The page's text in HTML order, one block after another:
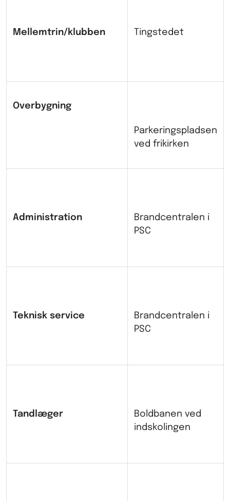
Mellemtrin/klubben Tingstedet
Overbygning
Parkeringspladsen
ved frikirken
Administration
Brandcentralen i
PSC
Teknisk service
Brandcentralen i
PSC
Tandlæger
Boldbanen ved
indskolingen